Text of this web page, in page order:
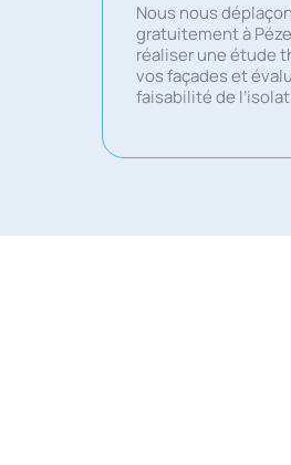
Nous nous
gratuitement à
réaliser une étude
vos façades et
faisabilité de